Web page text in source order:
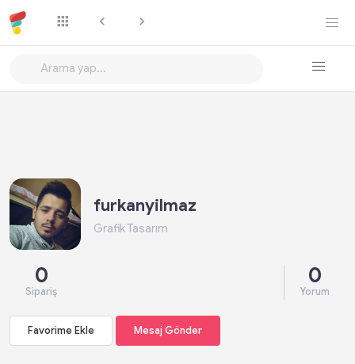
Mesaj Gönder
furkanyilmaz
Grafik Tasarım
0
Sipariş
0
Yorum
Favorime Ekle Mesaj Gönder